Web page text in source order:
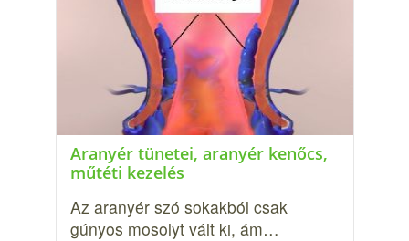
Aranyér tünetei, aranyér kenőcs,
műtéti kezelés
Az aranyér szó sokakból csak
gúnyos mosolyt vált ki, ám…